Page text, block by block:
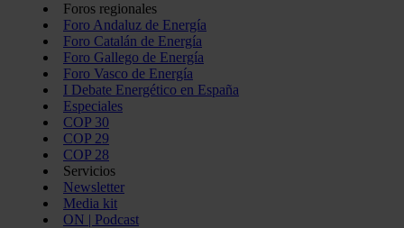
Foros regionales
Foro Andaluz de Energía
Foro Catalán de Energía
Foro Gallego de Energía
Foro Vasco de Energía
I Debate Energético en España
Especiales
COP 30
COP 29
COP 28
Servicios
Newsletter
Media kit
ON | Podcast